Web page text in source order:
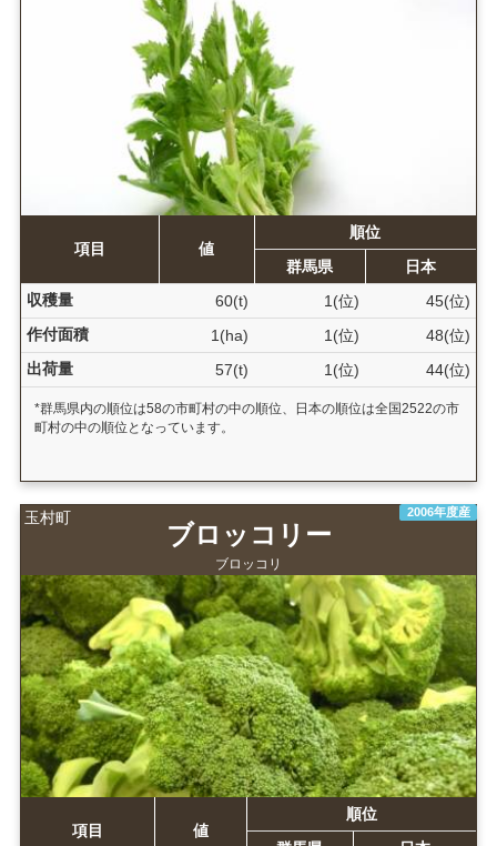
項目 値
順位
群馬県
日本
収穫量
60(t) 1(位)
45(位)
作付面積
1(ha) 1(位)
48(位)
出荷量
57(t) 1(位) 44(位)
*群馬県内の順位は58の市町村の中の順位、日本の順位は全国2522の市
町村の中の順位となっています。
玉村町 2006年度産
ブロッコリー
ブロッコリ
項目 値
順位